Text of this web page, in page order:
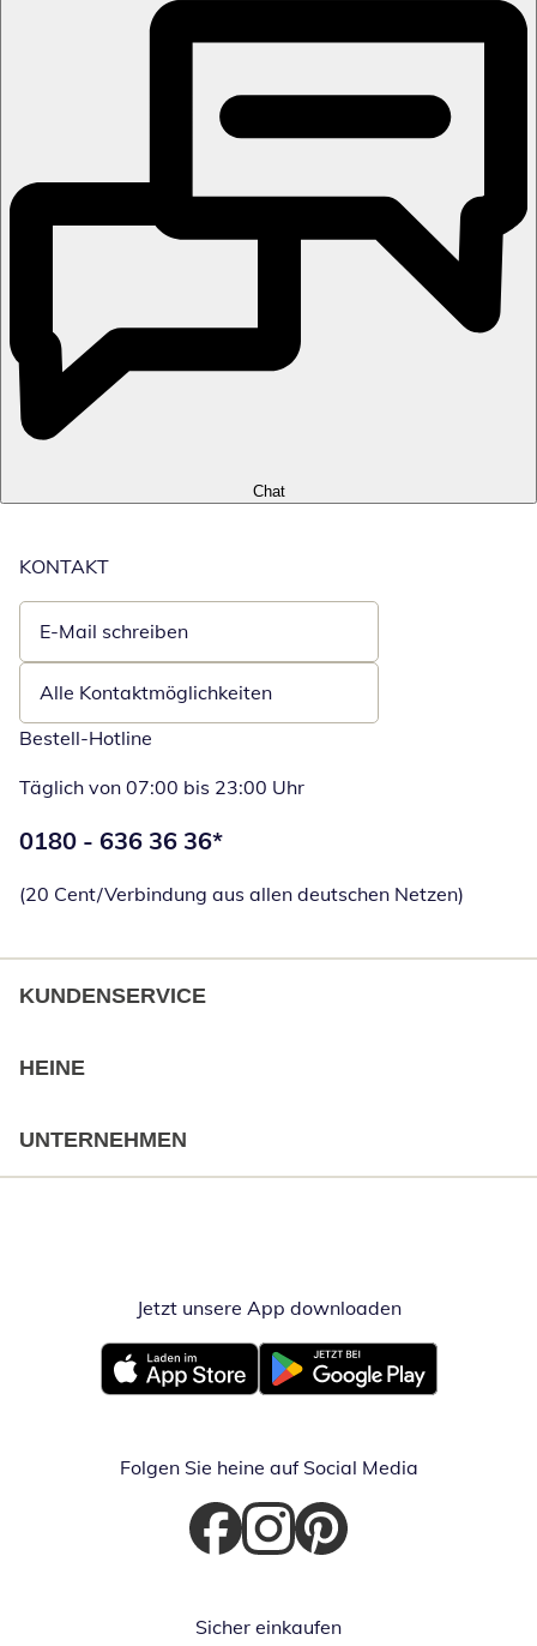
Chat
KONTAKT
E-Mail schreiben
Öffnet E-Mail-Client
Alle Kontaktmöglichkeiten
Bestell-Hotline
Täglich von 07:00 bis 23:00 Uhr
Telefonnummer:
0180 - 636 36 36*
(20 Cent/Verbindung aus allen deutschen Netzen)
KUNDENSERVICE
HEINE
UNTERNEHMEN
Jetzt unsere App downloadenÖffnet in
Öffnet in neuem FensterÖffnet in neuem Fenster
Folgen Sie heine auf Social Media
Öffnet in neuem Fenster
Öffnet in neuem Fenster
Öffnet in neuem Fenster
Sicher einkaufen